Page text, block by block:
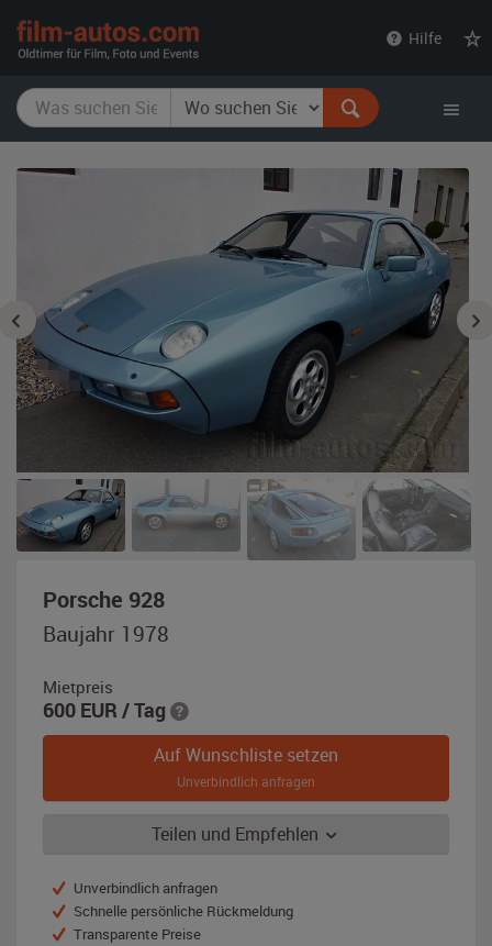
Hilfe
Porsche 928,
Baujahr
1978,
metallic
Baujahr 1978
Mietpreis
600 EUR / Tag
Auf Wunschliste setzen
Unverbindlich anfragen
Teilen und Empfehlen
Unverbindlich anfragen
Schnelle persönliche Rückmeldung
Transparente Preise